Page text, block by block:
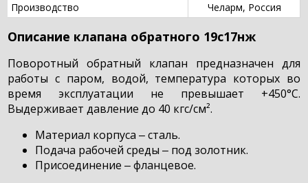
Производство
Челарм, Россия
Описание клапана обратного 19с17нж
Поворотный обратный клапан предназначен для
работы с паром, водой, температура которых во
время эксплуатации не превышает +450°C.
Выдерживает давление до 40 кгс/см².
Материал корпуса ‒ сталь.
Подача рабочей среды ‒ под золотник.
Присоединение ‒ фланцевое.